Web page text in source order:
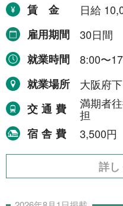
賃金
日給
雇用期間
30日間
就業時間
8:00〜
就業場所
大阪府下
交通費
満期者
担
宿舎費
3,500円
詳し